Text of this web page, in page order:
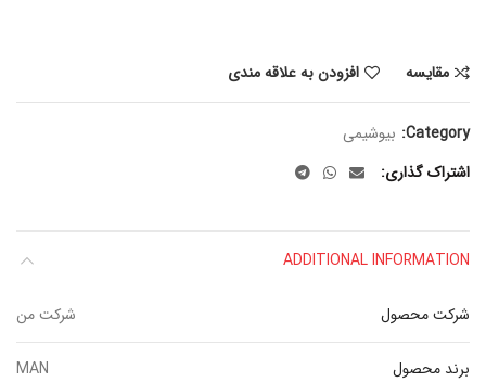
مقایسه افزودن به علاقه مندی
Category: بیوشیمی
اشتراک گذاری
ADDITIONAL INFORMATION
شرکت محصول شرکت من
برند محصول MAN